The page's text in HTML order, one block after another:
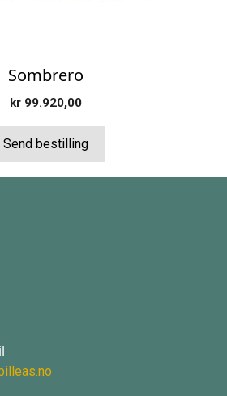
Sombrero
kr99.920,00
Send bestilling